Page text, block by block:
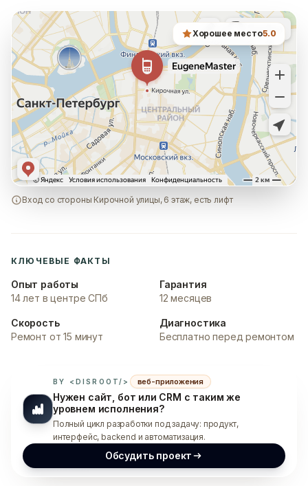
Хорошее место5.0
Вход со стороны Кирочной улицы, 6 этаж, есть лифт
КЛЮЧЕВЫЕ ФАКТЫ
Опыт работы
14 лет в центре СПб
Гарантия
12 месяцев
Скорость
Ремонт от 15 минут
Диагностика
Бесплатно перед ремонтом
BY <DISROOT/> веб-приложения
Нужен сайт, бот или CRM с таким же
уровнем исполнения?
Полный цикл разработки под задачу: продукт,
интерфейс, backend и автоматизация.
Обсудить проект